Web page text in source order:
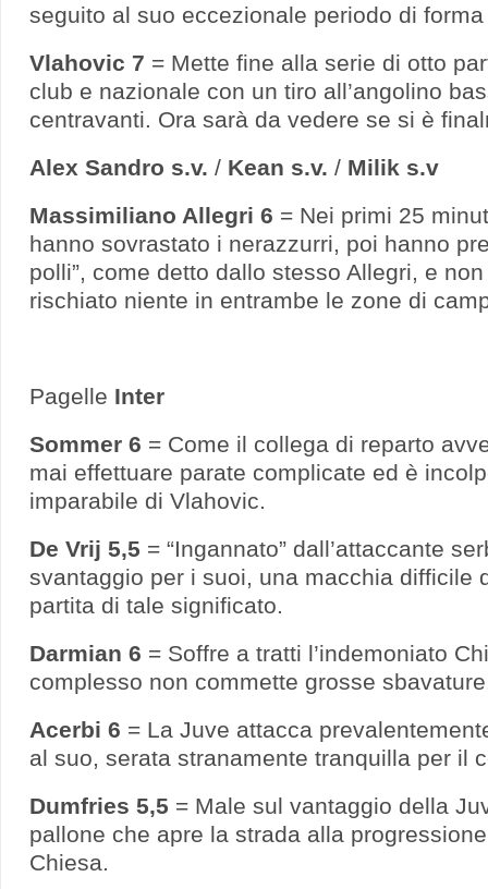
seguito al suo eccezionale periodo di
Vlahovic 7 = Mette fine alla serie di otto
club e nazionale con un tiro all’angolino
centravanti. Ora sarà da vedere se si è
Alex Sandro s.v. / Kean s.v. / Milik s.v
Massimiliano Allegri 6 = Nei primi 25
hanno sovrastato i nerazzurri, poi hanno
polli”, come detto dallo stesso Allegri, e
rischiato niente in entrambe le zone di
Pagelle Inter
Sommer 6 = Come il collega di reparto
mai effettuare parate complicate ed è
imparabile di Vlahovic.
De Vrij 5,5 = “Ingannato” dall’attaccante
svantaggio per i suoi, una macchia difficile
partita di tale significato.
Darmian 6 = Soffre a tratti l’indemoniato
complesso non commette grosse
Acerbi 6 = La Juve attacca
al suo, serata stranamente tranquilla per il
Dumfries 5,5 = Male sul vantaggio della
pallone che apre la strada alla
Chiesa.